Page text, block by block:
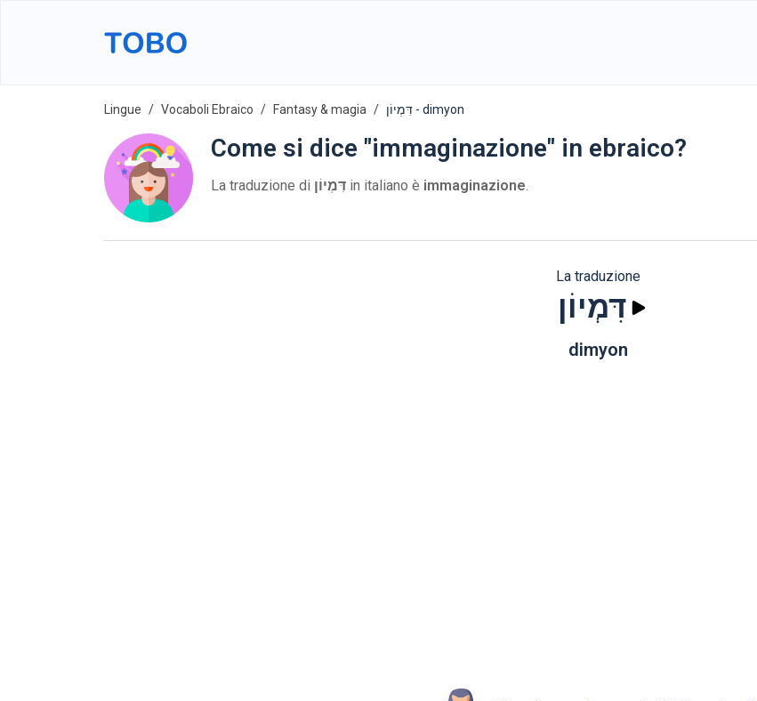
Lingue Vocaboli Ebraico Fantasy & magia דִּמְיוֹן - dimyon
Come si dice "immaginazione" in ebraico?
La traduzione di דִּמְיוֹן in italiano è immaginazione.
La traduzione
דִּמְיוֹן
dimyon